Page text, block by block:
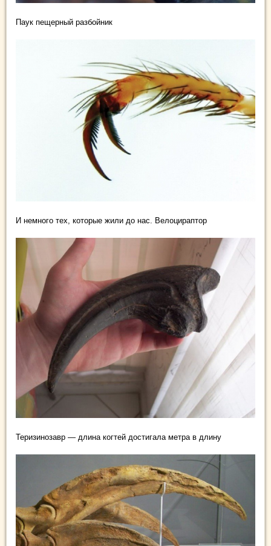
Паук пещерный разбойник
И немного тех, которые жили до нас. Велоцираптор
Теризинозавр — длина когтей достигала метра в длину